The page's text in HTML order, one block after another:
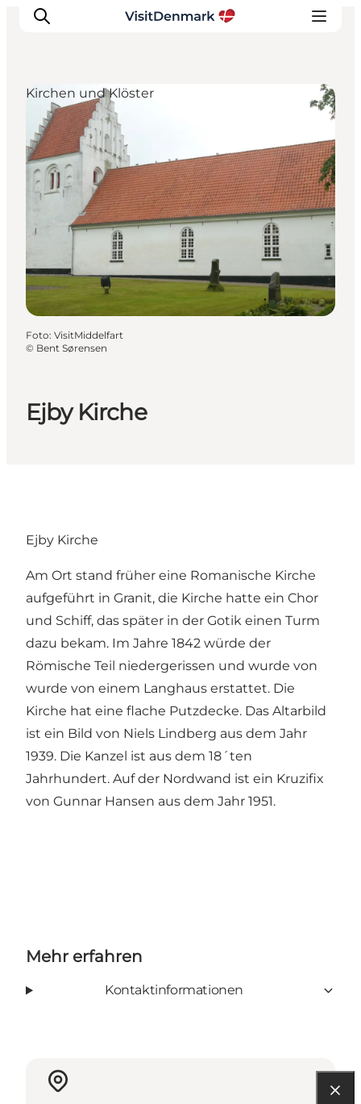
Inspiration
Regionen
Erlebnisse
Unterkünfte
Reiseplanung
Ejby Kirche
Kirchen und Klöster
Foto: VisitMiddelfart
© Bent Sørensen
Ejby Kirche
Am Ort stand früher eine Romanische Kirche
aufgeführt in Granit, die Kirche hatte ein Chor
und Schiff, das später in der Gotik einen Turm
dazu bekam. Im Jahre 1842 würde der
Römische Teil niedergerissen und wurde von
wurde von einem Langhaus erstattet. Die
Kirche hat eine flache Putzdecke. Das Altarbild
ist ein Bild von Niels Lindberg aus dem Jahr
1939. Die Kanzel ist aus dem 18´ten
Jahrhundert. Auf der Nordwand ist ein Kruzifix
von Gunnar Hansen aus dem Jahr 1951.
Mehr erfahren
Kontaktinformationen